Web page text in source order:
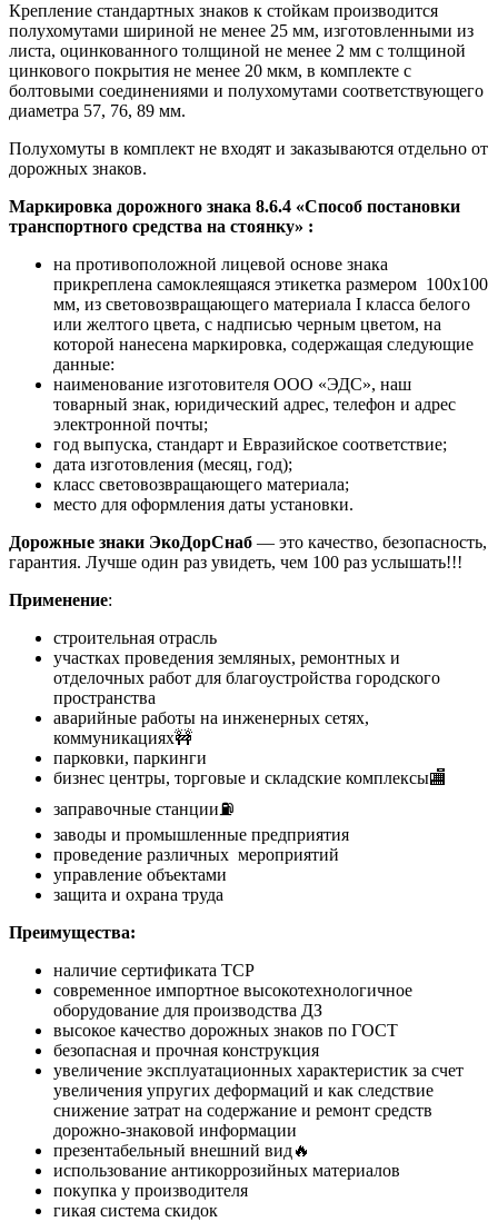
Крепление стандартных знаков к стойкам производится
полухомутами шириной не менее 25 мм, изготовленными из
листа, оцинкованного толщиной не менее 2 мм с толщиной
цинкового покрытия не менее 20 мкм, в комплекте с
болтовыми соединениями и полухомутами соответствующего
диаметра 57, 76, 89 мм.
Полухомуты в комплект не входят и заказываются отдельно от
дорожных знаков.
Маркировка дорожного знака 8.6.4 «Способ постановки
транспортного средства на стоянку» :
на противоположной лицевой основе знака
прикреплена самоклеящаяся этикетка размером 100х100
мм, из световозвращающего материала I класса белого
или желтого цвета, с надписью черным цветом, на
которой нанесена маркировка, содержащая следующие
данные:
наименование изготовителя ООО «ЭДС», наш
товарный знак, юридический адрес, телефон и адрес
электронной почты;
год выпуска, стандарт и Евразийское соответствие;
дата изготовления (месяц, год);
класс световозвращающего материала;
место для оформления даты установки.
Дорожные знаки ЭкоДорСнаб — это качество, безопасность,
гарантия. Лучше один раз увидеть, чем 100 раз услышать!!!
Применение:
строительная отрасль
участках проведения земляных, ремонтных и
отделочных работ для благоустройства городского
пространства
аварийные работы на инженерных сетях,
коммуникациях🚧
парковки, паркинги
бизнес центры, торговые и складские комплексы🏬
заправочные станции⛽
заводы и промышленные предприятия
проведение различных мероприятий
управление объектами
защита и охрана труда
Преимущества:
наличие сертификата ТСР
современное импортное высокотехнологичное
оборудование для производства ДЗ
высокое качество дорожных знаков по ГОСТ
безопасная и прочная конструкция
увеличение эксплуатационных характеристик за счет
увеличения упругих деформаций и как следствие
снижение затрат на содержание и ремонт средств
дорожно-знаковой информации
презентабельный внешний вид🔥
использование антикоррозийных материалов
покупка у производителя
гикая система скидок